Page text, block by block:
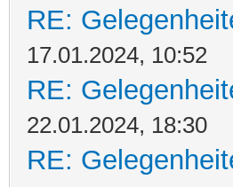
RE:
17.01.2024, 10:52
RE:
22.01.2024, 18:30
RE: